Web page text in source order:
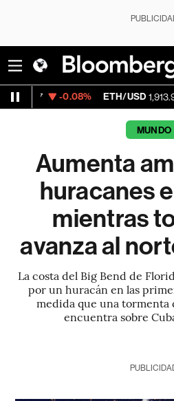
ETH/USD 1,913.975 -
MUNDO
Aumenta
huracanes
mientras
avanza al
La costa del Big Bend de
por un huracán en las
medida que una tormenta
encuentra sobre